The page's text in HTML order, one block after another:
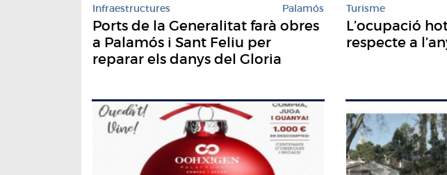
Infraestructures Palamós
Ports de la Generalitat farà obres
a Palamós i Sant Feliu per
reparar els danys del Gloria
Turisme
L’ocupació
respecte a